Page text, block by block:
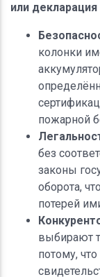
или
колонки
пожарной
без
законы
оборота,
потерей
выбирают
потому,